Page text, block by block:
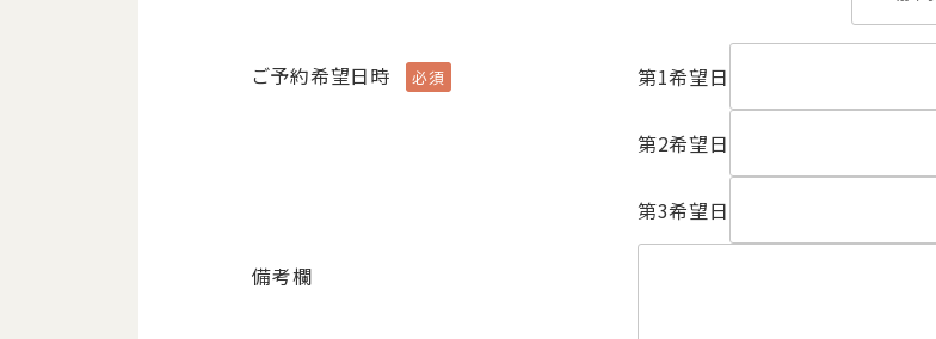
ご予約希望日時 第1希望日
第2希望日
第3希望日
備考欄